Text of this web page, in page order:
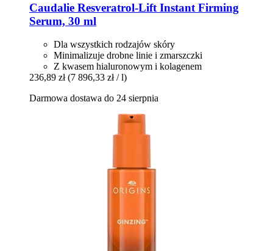
Caudalie Resveratrol-​Lift Instant Firming
Serum, 30 ml
Dla wszystkich rodzajów skóry
Minimalizuje drobne linie i zmarszczki
Z kwasem hialuronowym i kolagenem
236,89 zł (7 896,33 zł / l)
Darmowa dostawa do 24 sierpnia